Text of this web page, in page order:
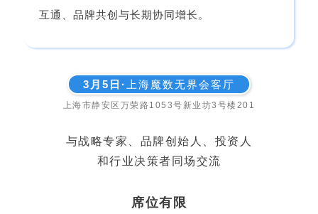
互通、品牌共创与长期协同增长。
3月5日· 上海魔数无界会客厅
上海市静安区万荣路1053号新业坊3号楼201
与战略专家、品牌创始人、投资人
和行业决策者同场交流
席位有限